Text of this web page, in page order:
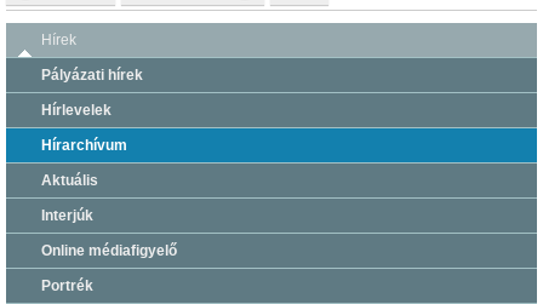
Hírek
Pályázati hírek
Hírlevelek
Hírarchívum
Aktuális
Interjúk
Online médiafigyelő
Portrék